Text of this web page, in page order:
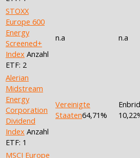
STOXX
Europe 600
Energy
Screened+
Index Anzahl
ETF: 2
n.a n.a
Alerian
Midstream
Energy
Corporation
Dividend
Index Anzahl
ETF: 1
Vereinigte
Staaten64,71%
MSCI Europe